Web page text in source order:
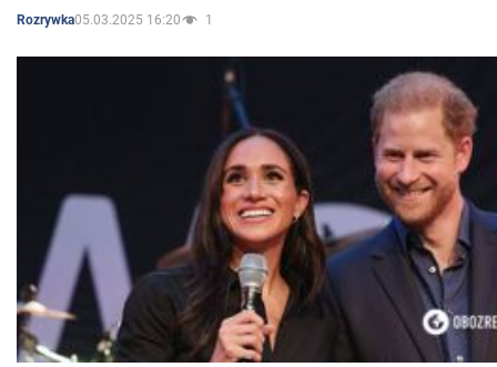
Rozrywka05.03.2025 16:20 1